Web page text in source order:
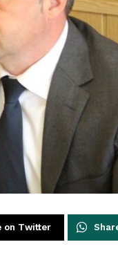
on Twitter